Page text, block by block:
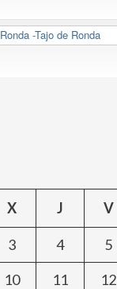
Ronda -Tajo de Ronda
X J V
3 4 5
10 11 12